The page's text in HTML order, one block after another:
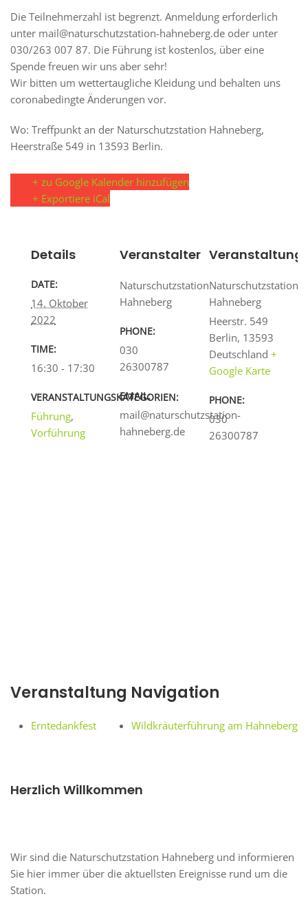
Die Teilnehmerzahl ist begrenzt. Anmeldung erforderlich
unter mail@naturschutzstation-hahneberg.de oder unter
030/263 007 87. Die Führung ist kostenlos, über eine
Spende freuen wir uns aber sehr!
Wir bitten um wettertaugliche Kleidung und behalten uns
coronabedingte Änderungen vor.
Wo: Treffpunkt an der Naturschutzstation Hahneberg,
Heerstraße 549 in 13593 Berlin.
+ zu Google Kalender hinzufügen
+ Exportiere iCal
Details
DATE:
14. Oktober
2022
TIME:
16:30 - 17:30
VERANSTALTUNGSKATEGORIEN:
Führung,
Vorführung
Veranstalter
Naturschutzstation
Hahneberg
PHONE:
030
26300787
EMAIL:
mail@naturschutzstation-
hahneberg.de
Naturschutzstation
Hahneberg
Heerstr. 549
Berlin, 13593
Deutschland +
Google Karte
PHONE:
030
26300787
Veranstaltung Navigation
Erntedankfest Wildkräuterführung am Hahneberg
Herzlich Willkommen
Wir sind die Naturschutzstation Hahneberg und informieren
Sie hier immer über die aktuellsten Ereignisse rund um die
Station.